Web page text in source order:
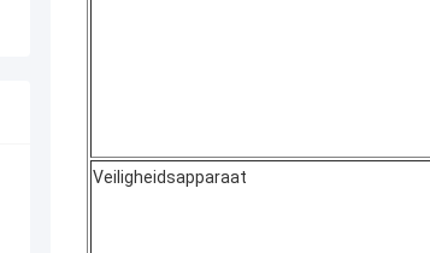
Veiligheidsapparaat